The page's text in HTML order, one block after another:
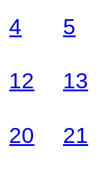
4 5
12 13
20 21